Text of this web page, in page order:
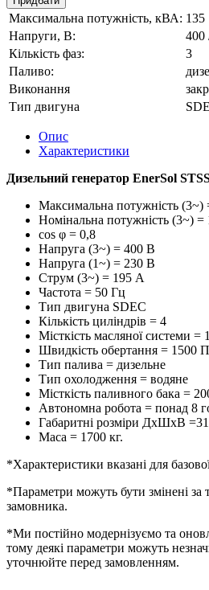
Максимальна потужність, кВА: 135
Напруги, В:
400
Кількість фаз:
3
Паливо:
Виконання
Тип двигуна
Опис
Характеристики
Дизельний генератор EnerSol
Максимальна потужність
Номінальна потужність (3~)
cos φ = 0,8
Напруга (3~) = 400 В
Напруга (1~) = 230 В
Струм (3~) = 195 А
Частота = 50 Гц
Тип двигуна SDEC
Кількість циліндрів = 4
Місткість масляної системи =
Швидкість обертання = 1500
Тип палива = дизельне
Тип охолодження = водяне
Місткість паливного бака =
Автономна робота = понад 8
Габаритні розміри ДхШхВ
Маса = 1700 кг.
*Характеристики вказані для
*Параметри можуть бути змінені за
замовника.
*Ми постійно модернізуємо та
тому деякі параметри можуть
уточнюйте перед замовленням.